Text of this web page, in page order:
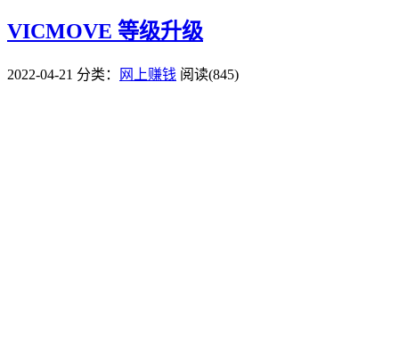
VICMOVE 等级升级
2022-04-21 分类： 网上赚钱 阅读(845)